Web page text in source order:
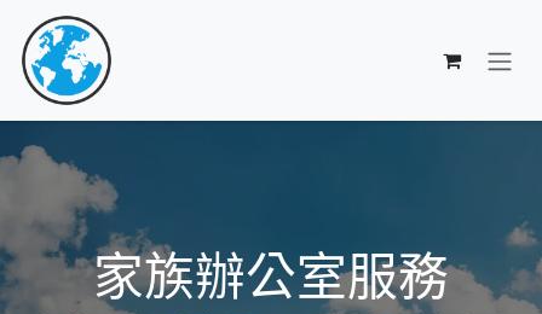
跳至內容
家族辦公室服務